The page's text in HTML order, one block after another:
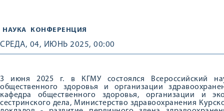
НАУКА КОНФЕРЕНЦИЯ
СРЕДА, 04, ИЮНЬ 2025, 00:00
3 июня 2025 г. в КГМУ состоялся Всероссийский
общественного здоровья и организации
кафедра общественного здоровья, организации и
сестринского дела, Министерство здравоохранения